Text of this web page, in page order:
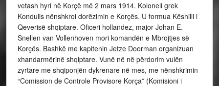
vetash hyri në Korçë më 2 mars 1914. Koloneli grek
Kondulis nënshkroi dorëzimin e Korçës. U formua Këshilli i
Qeverisë shqiptare. Oficeri hollandez, major Johan E.
Snellen van Vollenhoven mori komandën e Mbrojtjes së
Korçës. Bashkë me kapitenin Jetze Doorman organizuan
xhandarmërinë shqiptare. Vunë në në përdorim vulën
zyrtare me shqiponjën dykrenare në mes, me nënshkrimin
“Comission de Controle Provisore Korça” (Komisioni i